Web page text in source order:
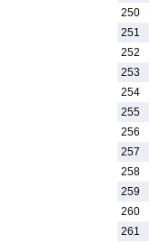
250
251
252
253
254
255
256
257
258
259
260
261